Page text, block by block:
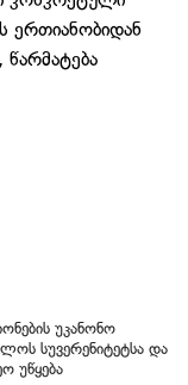
ერთიანობიდან
უკანონო
სუვერენიტეტსა და
უწყება